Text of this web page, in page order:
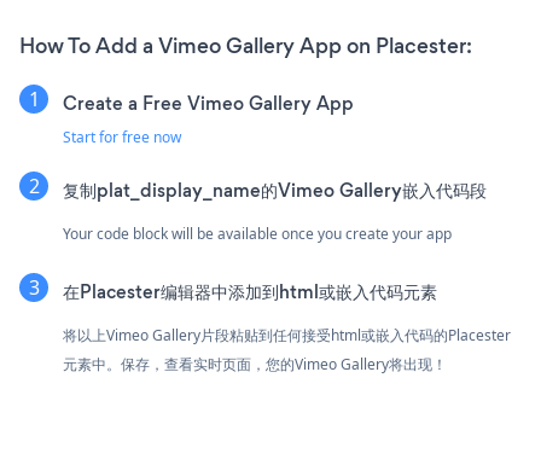
How To Add a Vimeo Gallery App on Placester:
Create a Free Vimeo Gallery App
Start for free now
复制plat_display_name的Vimeo Gallery嵌入代码段
Your code block will be available once you create your app
在Placester编辑器中添加到html或嵌入代码元素
将以上Vimeo Gallery片段粘贴到任何接受html或嵌入代码的Placester
元素中。保存，查看实时页面，您的Vimeo Gallery将出现！